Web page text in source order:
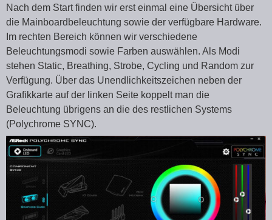
Nach dem Start finden wir erst einmal eine Übersicht über
die Mainboardbeleuchtung sowie der verfügbare Hardware.
Im rechten Bereich können wir verschiedene
Beleuchtungsmodi sowie Farben auswählen. Als Modi
stehen Static, Breathing, Strobe, Cycling und Random zur
Verfügung. Über das Unendlichkeitszeichen neben der
Grafikkarte auf der linken Seite koppelt man die
Beleuchtung übrigens an die des restlichen Systems
(Polychrome SYNC).